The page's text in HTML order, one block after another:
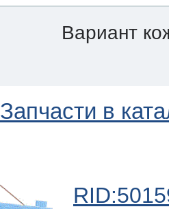
Вариант
Запчасти в